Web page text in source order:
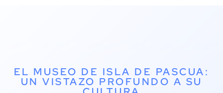
EL MUSEO DE ISLA DE PASCUA:
UN VISTAZO PROFUNDO A SU